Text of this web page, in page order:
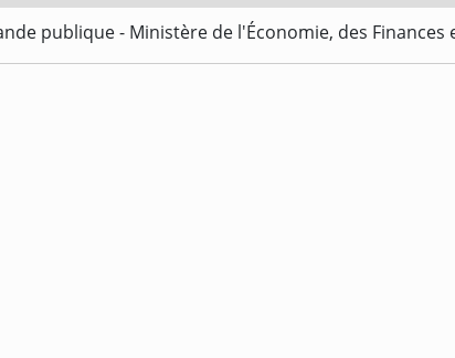
publique - Ministère de l'Économie, des